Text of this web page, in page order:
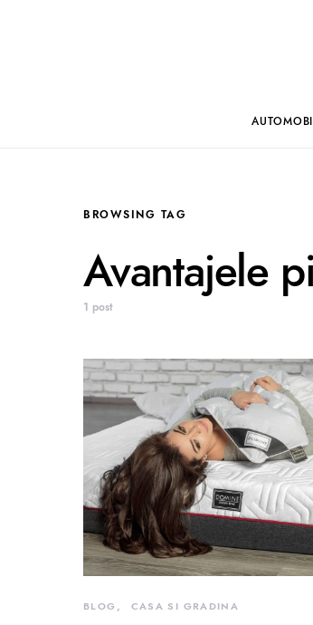
BROWSING TAG
Avantajele
1 post
BLOG CASA SI GRADINA